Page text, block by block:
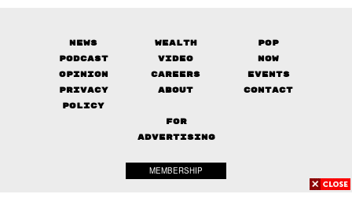
News Wealth
Pop
Podcast
Video
Now
Opinion
Careers
Events
Privacy
Policy
About Contact
FOR
ADVERTISING
MEMBERSHIP